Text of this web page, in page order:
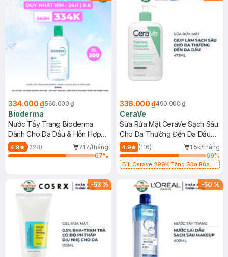
334.000 ₫560.000 ₫
Bioderma
Nước Tẩy Trang Bioderma
Dành Cho Da Dầu & Hỗn Hợp
500ml
4.9 (228)
717/tháng
67%
338.000 ₫490.000 ₫
CeraVe
Sữa Rửa Mặt CeraVe Sạch Sâu
Cho Da Thường Đến Da Dầu
473ml
4.9 (116)
1.5k/tháng
69%
Bill Cerave 299K Tặng Sữa Rửa
-53 % -50 %